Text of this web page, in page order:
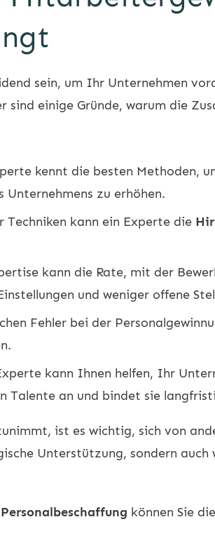
sein, um Ihr Unternehmen
einige Gründe, warum die
kennt die besten Methoden,
zu erhöhen.
Techniken kann ein Experte die
kann die Rate, mit der
und weniger offene
Fehler bei der
kann Ihnen helfen, Ihr
Talente an und bindet sie
ist es wichtig, sich von
Unterstützung, sondern auch
Personalbeschaffung können Sie